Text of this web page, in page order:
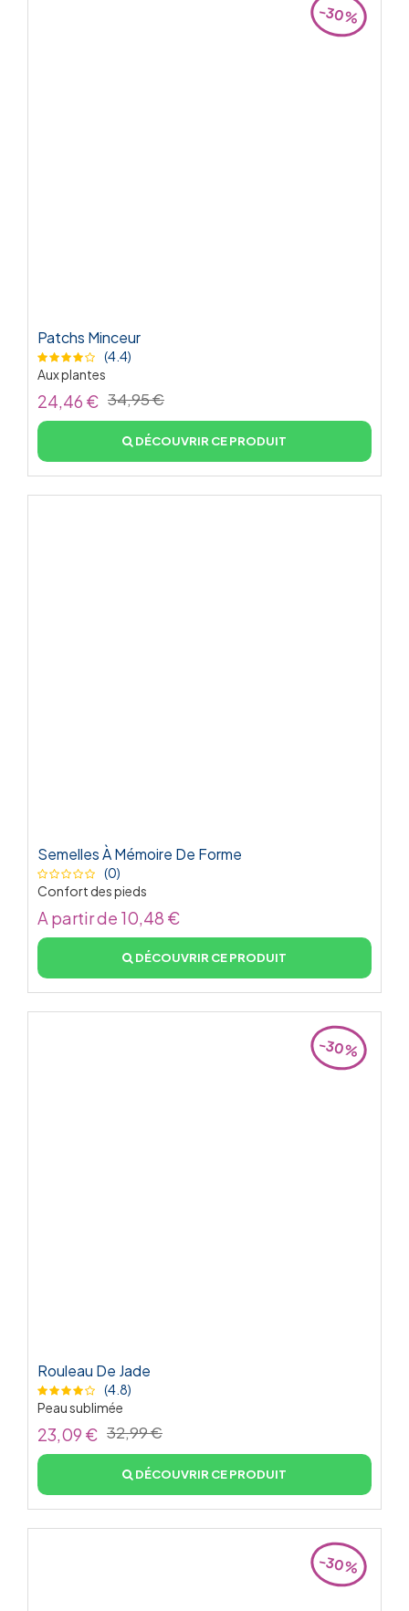
-30%
Patchs Minceur
(4.4)
Aux plantes
24,46 € 34,95 €
DÉCOUVRIR CE PRODUIT
Semelles À Mémoire De Forme
(0)
Confort des pieds
A partir de 10,48 €
DÉCOUVRIR CE PRODUIT
-30%
Rouleau De Jade
(4.8)
Peau sublimée
23,09 € 32,99 €
DÉCOUVRIR CE PRODUIT
-30%